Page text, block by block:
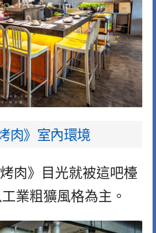
肉》室內環境
肉》目光就被這吧檯
業粗獷風格為主。